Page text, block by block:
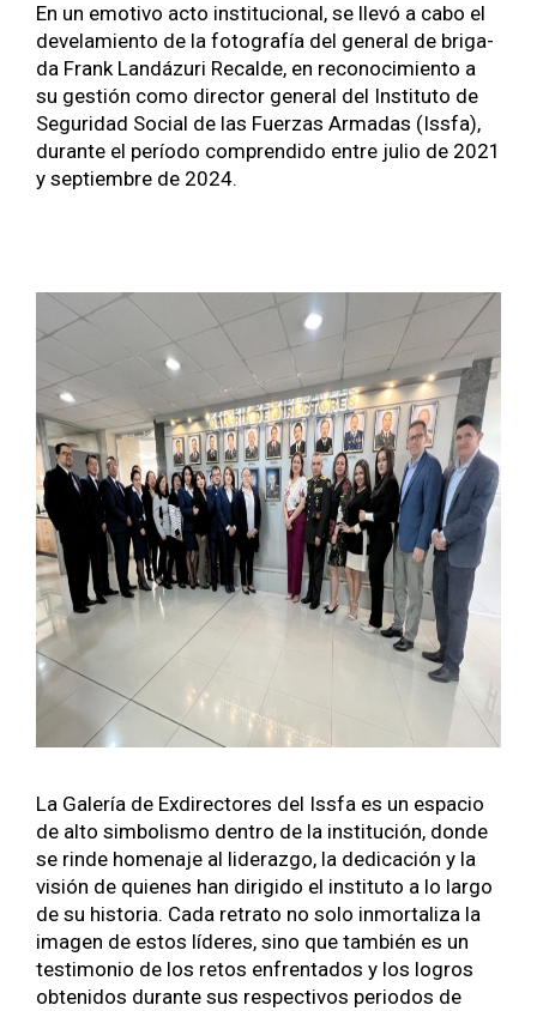
En un emo­ti­vo acto insti­tu­cional, se llevó a cabo el
deve­lamien­to de la fotografía del gen­er­al de briga­
da Frank Landázuri Recalde, en reconocimien­to a
su gestión como direc­tor gen­er­al del Insti­tu­to de
Seguri­dad Social de las Fuerzas Armadas (Iss­fa),
durante el perío­do com­pren­di­do entre julio de 2021
y sep­tiem­bre de 2024.
La Galería de Exdi­rec­tores del Iss­fa es un espa­cio
de alto sim­bolis­mo den­tro de la insti­tu­ción, donde
se rinde hom­e­na­je al lid­er­az­go, la ded­i­cación y la
visión de quienes han dirigi­do el insti­tu­to a lo largo
de su his­to­ria. Cada retra­to no solo inmor­tal­iza la
ima­gen de estos líderes, sino que tam­bién es un
tes­ti­mo­nio de los retos enfrenta­dos y los logros
obtenidos durante sus respec­tivos peri­o­dos de